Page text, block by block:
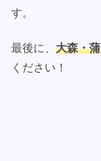
す。
最後に、 大森・
ください！